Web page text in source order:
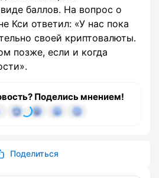
баллов. На вопрос о
Кси ответил: «У нас пока
своей криптовалюты.
позже, если и когда
Поделись мнением!
Поделиться